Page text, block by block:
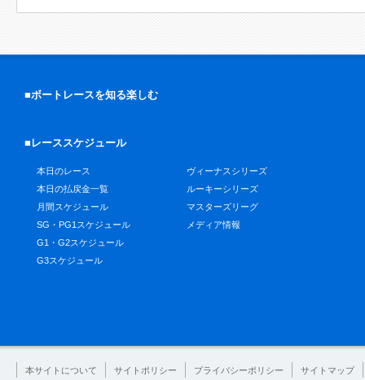
■ボートレースを知る楽しむ
■レーススケジュール
本日のレース
本日の払戻金一覧
月間スケジュール
SG・PG1スケジュール
G1・G2スケジュール
G3スケジュール
ヴィーナスシリーズ
ルーキーシリーズ
マスターズリーグ
メディア情報
本サイトについて サイトポリシー プライバシーポリシー サイトマップ